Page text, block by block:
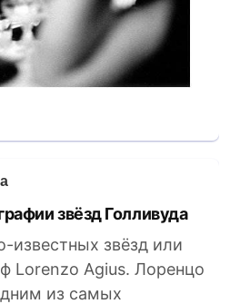
звёзд Голливуда
известных звёзд или
Lorenzo Agius. Лоренцо
из самых